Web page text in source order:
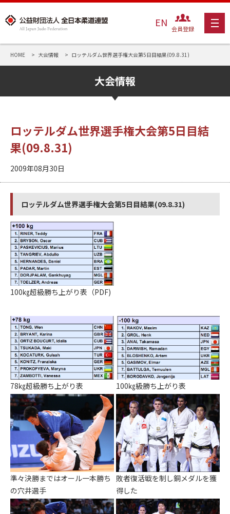
EN 会員登録
HOME 大会情報 ロッテルダム世界選手権大会第5日目結果(09.8.31)
大会情報
ロッテルダム世界選手権大会第5日目結
果(09.8.31)
2009年08月30日
ロッテルダム世界選手権大会第5日目結果(09.8.31)
100㎏超級勝ち上がり表（PDF)
78㎏超級勝ち上がり表 100㎏級勝ち上がり表
準々決勝まではオール一本勝ち
の穴井選手
敗者復活戦を制し銅メダルを獲
得した